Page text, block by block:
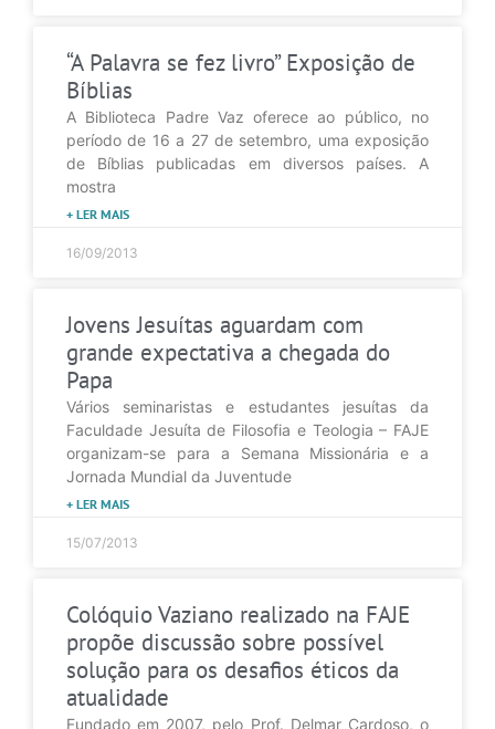
“A Palavra se fez livro” Exposição de
Bíblias
A Biblioteca Padre Vaz oferece ao público, no
período de 16 a 27 de setembro, uma exposição
de Bíblias publicadas em diversos países. A
mostra
+ LER MAIS
16/09/2013
Jovens Jesuítas aguardam com
grande expectativa a chegada do
Papa
Vários seminaristas e estudantes jesuítas da
Faculdade Jesuíta de Filosofia e Teologia – FAJE
organizam-se para a Semana Missionária e a
Jornada Mundial da Juventude
+ LER MAIS
15/07/2013
Colóquio Vaziano realizado na FAJE
propõe discussão sobre possível
solução para os desafios éticos da
atualidade
Fundado em 2007, pelo Prof. Delmar Cardoso, o